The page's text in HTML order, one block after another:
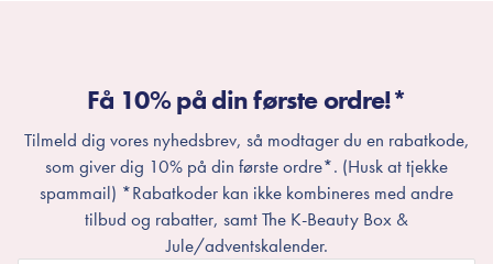
Få 10% på din første ordre!*
Tilmeld dig vores nyhedsbrev, så modtager du en rabatkode,
som giver dig 10% på din første ordre*. (Husk at tjekke
spammail) *Rabatkoder kan ikke kombineres med andre
tilbud og rabatter, samt The K-Beauty Box &
Jule/adventskalender.